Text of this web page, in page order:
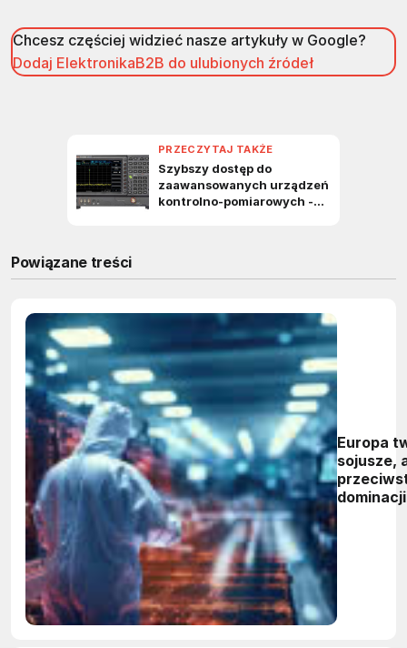
Chcesz częściej widzieć nasze artykuły w Google?
Dodaj ElektronikaB2B do ulubionych źródeł
Powiązane treści
Europa
sojusze,